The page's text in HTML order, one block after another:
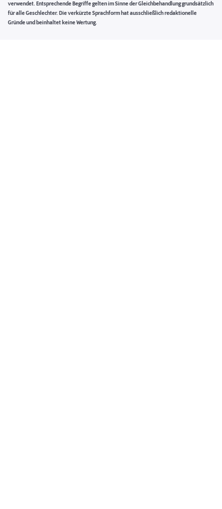
verwendet. Entsprechende Begriffe gelten im Sinne der Gleichbehandlung grundsätzlich
für alle Geschlechter. Die verkürzte Sprachform hat ausschließlich redaktionelle
Gründe und beinhaltet keine Wertung.